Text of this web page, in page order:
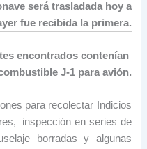
será trasladada hoy a
fue recibida la primera.
encontrados contenían
J-1 para avión.
para recolectar Indicios
inspección en series de
borradas y algunas